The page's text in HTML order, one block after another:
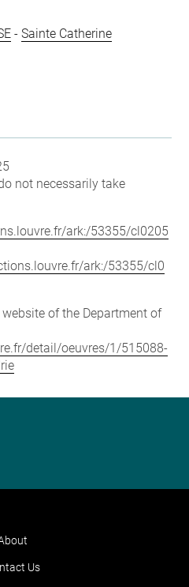
-Sainte Catherine
not necessarily take
ark:/53355/cl0205
ark:/53355/cl0
of the Department of
detail/oeuvres/1/515088-
Us